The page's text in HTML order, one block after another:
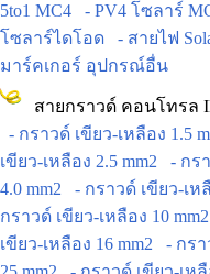
5to1 MC4
- PV4 โซลาร์
โซลาร์ไดโอด
- สายไฟ
มาร์คเกอร์ อุปกรณ์อื่น
สายกราวด์ คอนโทรล
- กราวด์ เขียว-เหลือง 1.5
เขียว-เหลือง 2.5 mm2
- กร
4.0 mm2
- กราวด์ เขียว-เห
กราวด์ เขียว-เหลือง 10 mm2
เขียว-เหลือง 16 mm2
- กรา